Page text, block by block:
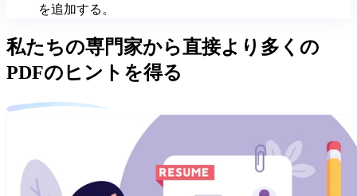
を追加する。
私たちの専門家から直接より多くの
PDFのヒントを得る